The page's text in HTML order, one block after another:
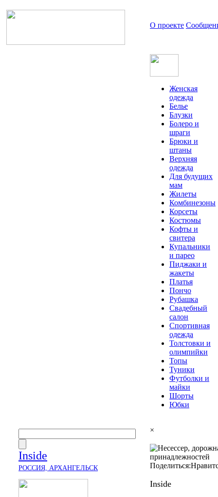
О проекте
Женская
одежда
Белье
Блузки
Болеро и
шраги
Брюки и
штаны
Верхняя
одежда
Для будущих
мам
Жилеты
Комбинезоны
Корсеты
Костюмы
Кофты и
свитера
Купальники
и парео
Пиджаки и
жакеты
Платья
Пончо
Рубашка
Свадебный
салон
Спортивная
одежда
Толстовки и
олимпийки
Топы
Туники
Футболки и
майки
Шорты
Юбки
Inside
РОССИЯ, АРХАНГЕЛЬСК
×
Поделиться:
Inside